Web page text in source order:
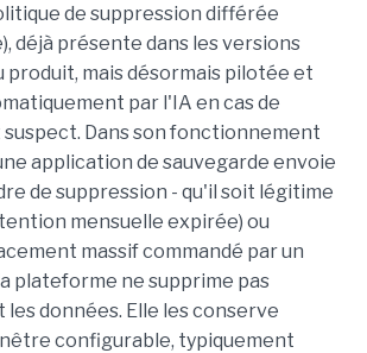
de suppression différée
déjà présente dans les versions
produit, mais désormais pilotée et
par l'IA en cas de
Dans son fonctionnement
application de sauvegarde envoie
de suppression - qu'il soit légitime
mensuelle expirée) ou
massif commandé par un
plateforme ne supprime pas
données. Elle les conserve
configurable, typiquement